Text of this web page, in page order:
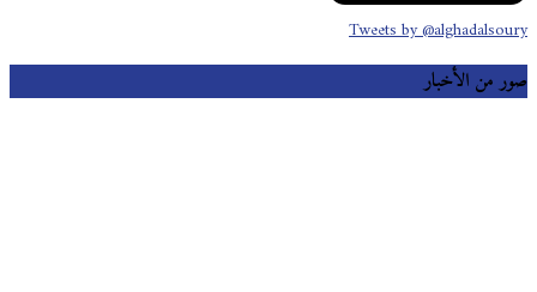
Tweets by @alghadalsoury
صور من الأخبار